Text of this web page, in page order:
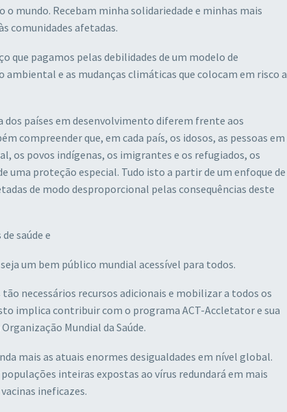
o mundo. Recebam minha solidariedade e minhas mais
comunidades afetadas.
que pagamos pelas debilidades de um modelo de
e as mudanças climáticas que colocam em risco a
dos países em desenvolvimento diferem frente aos
compreender que, em cada país, os idosos, as pessoas em
os povos indígenas, os imigrantes e os refugiados, os
uma proteção especial. Tudo isto a partir de um enfoque de
de modo desproporcional pelas consequências deste
saúde e
um bem público mundial acessível para todos.
necessários recursos adicionais e mobilizar a todos os
implica contribuir com o programa ACT-Accletator e sua
Mundial da Saúde.
mais as atuais enormes desigualdades em nível global.
inteiras expostas ao vírus redundará em mais
ineficazes.